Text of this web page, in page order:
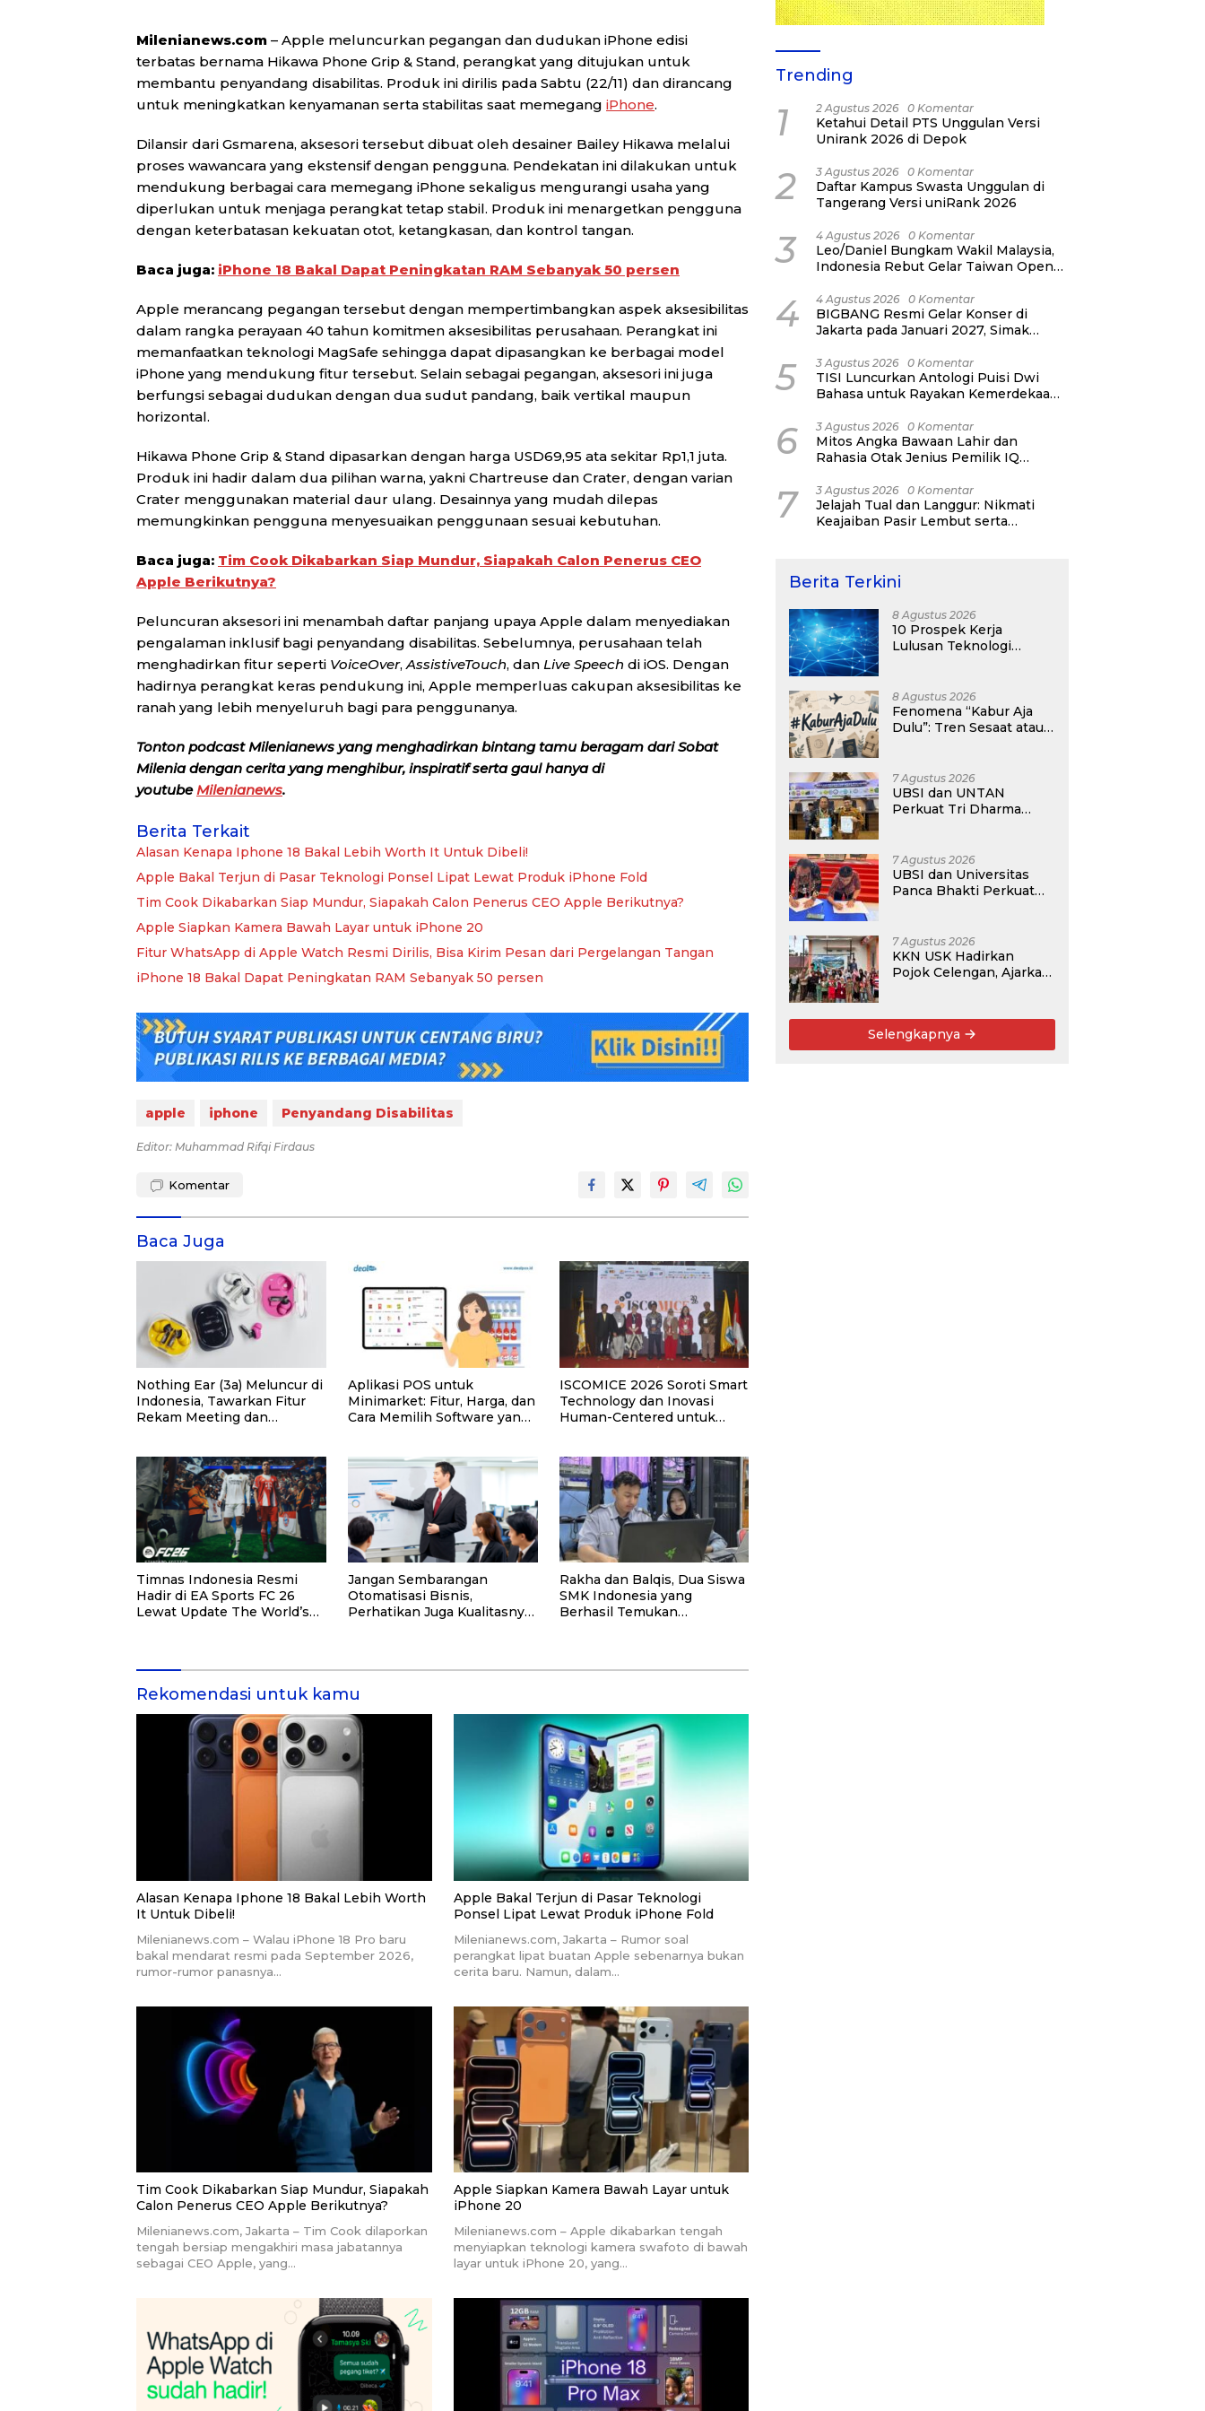
Milenianews.com – Apple meluncurkan pegangan dan dudukan iPhone edisi
terbatas bernama Hikawa Phone Grip & Stand, perangkat yang ditujukan untuk
membantu penyandang disabilitas. Produk ini dirilis pada Sabtu (22/11) dan dirancang
untuk meningkatkan kenyamanan serta stabilitas saat memegang iPhone.
Dilansir dari Gsmarena, aksesori tersebut dibuat oleh desainer Bailey Hikawa melalui
proses wawancara yang ekstensif dengan pengguna. Pendekatan ini dilakukan untuk
mendukung berbagai cara memegang iPhone sekaligus mengurangi usaha yang
diperlukan untuk menjaga perangkat tetap stabil. Produk ini menargetkan pengguna
dengan keterbatasan kekuatan otot, ketangkasan, dan kontrol tangan.
Baca juga: iPhone 18 Bakal Dapat Peningkatan RAM Sebanyak 50 persen
Apple merancang pegangan tersebut dengan mempertimbangkan aspek aksesibilitas
dalam rangka perayaan 40 tahun komitmen aksesibilitas perusahaan. Perangkat ini
memanfaatkan teknologi MagSafe sehingga dapat dipasangkan ke berbagai model
iPhone yang mendukung fitur tersebut. Selain sebagai pegangan, aksesori ini juga
berfungsi sebagai dudukan dengan dua sudut pandang, baik vertikal maupun
horizontal.
Hikawa Phone Grip & Stand dipasarkan dengan harga USD69,95 ata sekitar Rp1,1 juta.
Produk ini hadir dalam dua pilihan warna, yakni Chartreuse dan Crater, dengan varian
Crater menggunakan material daur ulang. Desainnya yang mudah dilepas
memungkinkan pengguna menyesuaikan penggunaan sesuai kebutuhan.
Baca juga: Tim Cook Dikabarkan Siap Mundur, Siapakah Calon Penerus CEO
Apple Berikutnya?
Peluncuran aksesori ini menambah daftar panjang upaya Apple dalam menyediakan
pengalaman inklusif bagi penyandang disabilitas. Sebelumnya, perusahaan telah
menghadirkan fitur seperti VoiceOver,AssistiveTouch, dan Live Speech di iOS. Dengan
hadirnya perangkat keras pendukung ini, Apple memperluas cakupan aksesibilitas ke
ranah yang lebih menyeluruh bagi para penggunanya.
Tonton podcast Milenianews yang menghadirkan bintang tamu beragam dari Sobat
Milenia dengan cerita yang menghibur, inspiratif serta gaul hanya di
youtubeMilenianews.
Berita Terkait
Alasan Kenapa Iphone 18 Bakal Lebih Worth It Untuk Dibeli!
Apple Bakal Terjun di Pasar Teknologi Ponsel Lipat Lewat Produk iPhone Fold
Tim Cook Dikabarkan Siap Mundur, Siapakah Calon Penerus CEO Apple Berikutnya?
Apple Siapkan Kamera Bawah Layar untuk iPhone 20
Fitur WhatsApp di Apple Watch Resmi Dirilis, Bisa Kirim Pesan dari Pergelangan Tangan
iPhone 18 Bakal Dapat Peningkatan RAM Sebanyak 50 persen
apple iphone Penyandang Disabilitas
Editor: Muhammad Rifqi Firdaus
Komentar
Baca Juga
Nothing Ear (3a) Meluncur di
Indonesia, Tawarkan Fitur
Rekam Meeting dan
Aplikasi POS untuk
Minimarket: Fitur, Harga, dan
Cara Memilih Software yang
ISCOMICE 2026 Soroti Smart
Technology dan Inovasi
Human-Centered untuk
Timnas Indonesia Resmi
Hadir di EA Sports FC 26
Lewat Update The World’s
Jangan Sembarangan
Otomatisasi Bisnis,
Perhatikan Juga Kualitasnya!
Rakha dan Balqis, Dua Siswa
SMK Indonesia yang
Berhasil Temukan
Rekomendasi untuk kamu
Alasan Kenapa Iphone 18 Bakal Lebih Worth
It Untuk Dibeli!
Milenianews.com – Walau iPhone 18 Pro baru
bakal mendarat resmi pada September 2026,
rumor-rumor panasnya…
Apple Bakal Terjun di Pasar Teknologi
Ponsel Lipat Lewat Produk iPhone Fold
Milenianews.com, Jakarta – Rumor soal
perangkat lipat buatan Apple sebenarnya bukan
cerita baru. Namun, dalam…
Tim Cook Dikabarkan Siap Mundur, Siapakah
Calon Penerus CEO Apple Berikutnya?
Milenianews.com, Jakarta – Tim Cook dilaporkan
tengah bersiap mengakhiri masa jabatannya
sebagai CEO Apple, yang…
Apple Siapkan Kamera Bawah Layar untuk
iPhone 20
Milenianews.com – Apple dikabarkan tengah
menyiapkan teknologi kamera swafoto di bawah
layar untuk iPhone 20, yang…
Trending
1 2 Agustus 2026 0 Komentar
Ketahui Detail PTS Unggulan Versi
Unirank 2026 di Depok
2 3 Agustus 2026 0 Komentar
Daftar Kampus Swasta Unggulan di
Tangerang Versi uniRank 2026
3 4 Agustus 2026 0 Komentar
Leo/Daniel Bungkam Wakil Malaysia,
Indonesia Rebut Gelar Taiwan Open
4 4 Agustus 2026 0 Komentar
BIGBANG Resmi Gelar Konser di
Jakarta pada Januari 2027, Simak
5 3 Agustus 2026 0 Komentar
TISI Luncurkan Antologi Puisi Dwi
Bahasa untuk Rayakan Kemerdekaan
6 3 Agustus 2026 0 Komentar
Mitos Angka Bawaan Lahir dan
Rahasia Otak Jenius Pemilik IQ
7 3 Agustus 2026 0 Komentar
Jelajah Tual dan Langgur: Nikmati
Keajaiban Pasir Lembut serta
Berita Terkini
8 Agustus 2026
10 Prospek Kerja
Lulusan Teknologi
Kompetitif di Era Digital
8 Agustus 2026
Fenomena “Kabur Aja
Dulu”: Tren Sesaat atau
Depan?
7 Agustus 2026
UBSI dan UNTAN
Perkuat Tri Dharma
7 Agustus 2026
UBSI dan Universitas
Panca Bhakti Perkuat
7 Agustus 2026
KKN USK Hadirkan
Pojok Celengan, Ajarkan
Selengkapnya